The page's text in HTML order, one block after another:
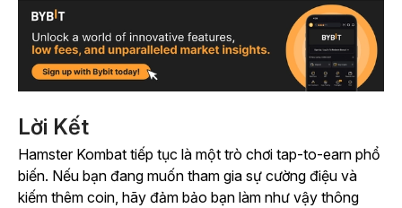
Lời Kết
Hamster Kombat tiếp tục là một trò chơi tap-to-earn phổ
biến. Nếu bạn đang muốn tham gia sự cường điệu và
kiếm thêm coin, hãy đảm bảo bạn làm như vậy thông